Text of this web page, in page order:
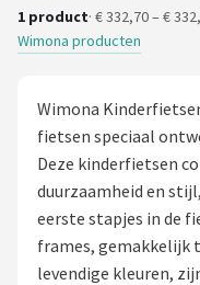
Blog
Kinderfietsen
Stadsfietsen
Elektrische
1 product· € 332,70 – €
Wimona producten
Wimona
fietsen speciaal
Deze kinderfietsen
duurzaamheid en
eerste stapjes in de
frames, gemakkelijk
levendige kleuren,